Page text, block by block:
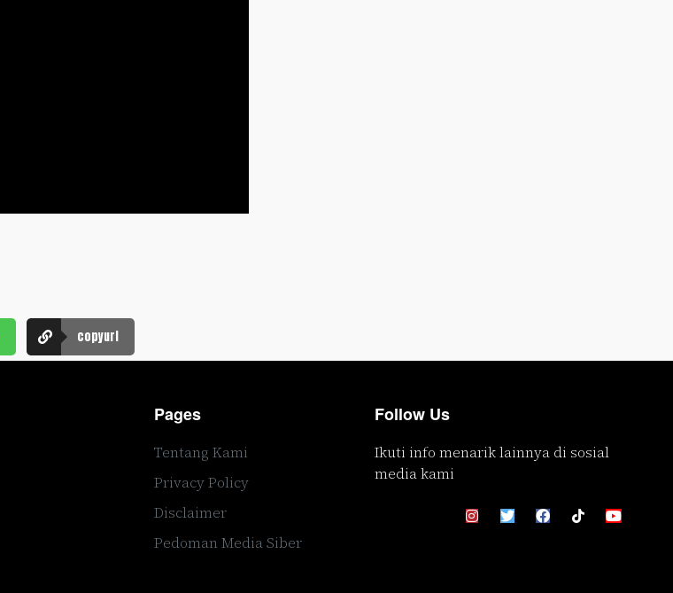
copyurl
Pages
Tentang Kami
Privacy Policy
Disclaimer
Pedoman Media Siber
Follow Us
Ikuti info menarik lainnya di sosial
media kami